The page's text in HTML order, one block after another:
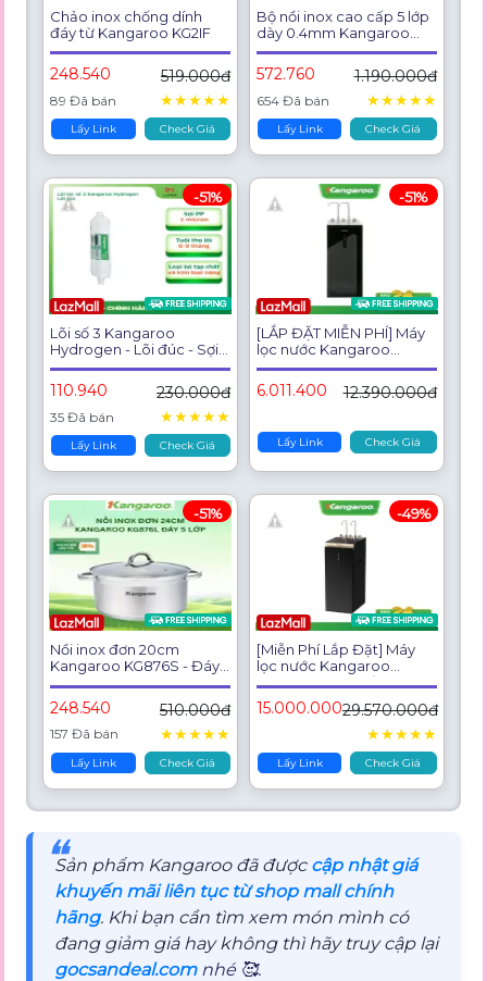
Chảo inox chống dính
đáy từ Kangaroo KG2IF
248.540 519.000đ
89 Đã bán ★★★★★
Lấy Link Check Giá
Bộ nồi inox cao cấp 5 lớp
dày 0.4mm Kangaroo
KGIP3B3E size 16-20-
24cm
572.760 1.190.000đ
654 Đã bán ★★★★★
Lấy Link Check Giá
Lõi số 3 Kangaroo
Hydrogen - Lõi đúc - Sợi
PP 1 micron - Hàng chính
hãng
110.940 230.000đ
35 Đã bán ★★★★★
Lấy Link Check Giá
-51%
[LẮP ĐẶT MIỄN PHÍ] Máy
lọc nước Kangaroo
Hydrogen nóng lạnh 10
lõi KG10A18
6.011.400 12.390.000đ
Lấy Link Check Giá
-51%
Nồi inox đơn 20cm
Kangaroo KG876S - Đáy
5 lớp - Hàng chính hãng
248.540 510.000đ
157 Đã bán ★★★★★
Lấy Link Check Giá
-51%
[Miễn Phí Lắp Đặt] Máy
lọc nước Kangaroo
Hydrogen ion kiềm nóng
lạnh 12 lõi KGHC12A3
15.000.00029.570.000đ
★★★★★
Lấy Link Check Giá
-49%
❝
Sản phẩm Kangaroo đã được cập nhật giá
khuyến mãi liên tục từ shop mall chính
hãng. Khi bạn cần tìm xem món mình có
đang giảm giá hay không thì hãy truy cập lại
gocsandeal.comnhé 🥰.